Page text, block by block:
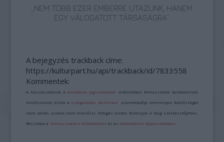
„NEM TÖBB EZER EMBERRE UTAZUNK, HANEM
EGY VÁLOGATOTT TÁRSASÁGRA”
A bejegyzés trackback címe:
https://kulturpart.hu/api/trackback/id/7833558
Kommentek:
A hozzászólások avonatkozó jogszabályok értelmében felhasználói tartalomnak
minősülnek, értük a szolgáltatás technikai üzemeltetője semmilyen felelősséget
nem vállal, azokat nem ellenőrzi. Kifogás esetén forduljon a blog szerkesztőjéhez.
Részletek a Felhasználási feltételekben és azadatvédelmi tájékoztatóban